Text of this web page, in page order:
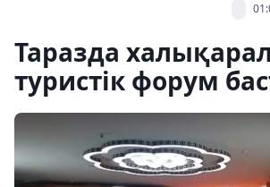
Таразда
туристік форум